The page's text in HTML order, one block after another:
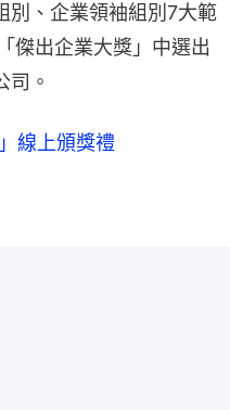
別、企業領袖組別7大範
傑出企業大獎」中選出
。
線上頒獎禮